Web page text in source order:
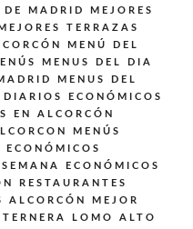
DE MADRID
MEJORES
MEJORES TERRAZAS
MENÚ DEL
MENUS DEL DIA
MENUS DEL
DIARIOS ECONÓMICOS
EN ALCORCÓN
MENÚS
ECONÓMICOS
ECONÓMICOS
RESTAURANTES
ALCORCÓN MEJOR
LOMO ALTO